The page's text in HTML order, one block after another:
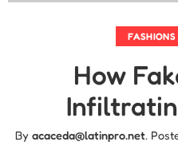
How
By acaceda@latinpro.net.